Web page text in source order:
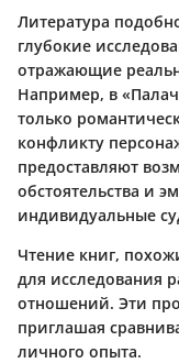
Литература
глубокие
отражающие
Например, в
только
конфликту
предоставляют
обстоятельства и
индивидуальные
Чтение книг,
для исследования
отношений. Эти
приглашая
личного опыта.